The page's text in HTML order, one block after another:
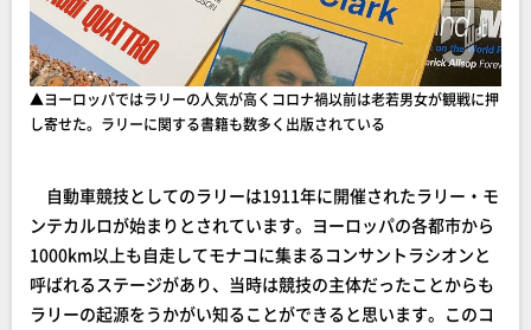
▲ヨーロッパではラリーの人気が高くコロナ禍以前は老若男女が観戦に押
し寄せた。ラリーに関する書籍も数多く出版されている
自動車競技としてのラリーは1911年に開催されたラリー・モ
ンテカルロが始まりとされています。ヨーロッパの各都市から
1000km以上も自走してモナコに集まるコンサントラシオンと
呼ばれるステージがあり、当時は競技の主体だったことからも
ラリーの起源をうかがい知ることができると思います。このコ